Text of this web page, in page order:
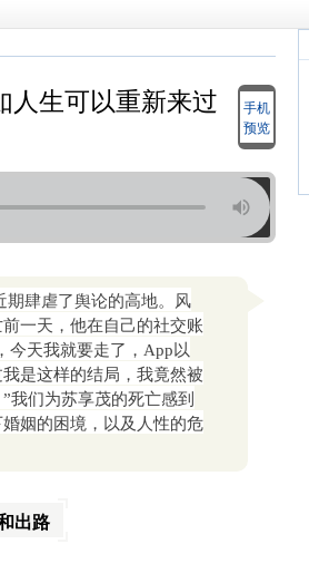
手机
预览
人生可以重新来过
期肆虐了舆论的高地。风
一天， 他在自己的社交账
今天我就要走了，App以
是这样的结局，我竟然被
我们为苏享茂的死亡感到
姻的困境，以及人性的危
出路